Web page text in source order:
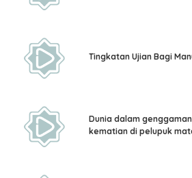
Tingkatan Ujian Bagi
Dunia dalam
kematian di pelupuk